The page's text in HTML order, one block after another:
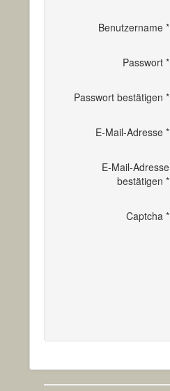
Benutzername *
Passwort *
Passwort bestätigen *
E-Mail-Adresse *
E-Mail-Adresse
bestätigen *
Captcha *